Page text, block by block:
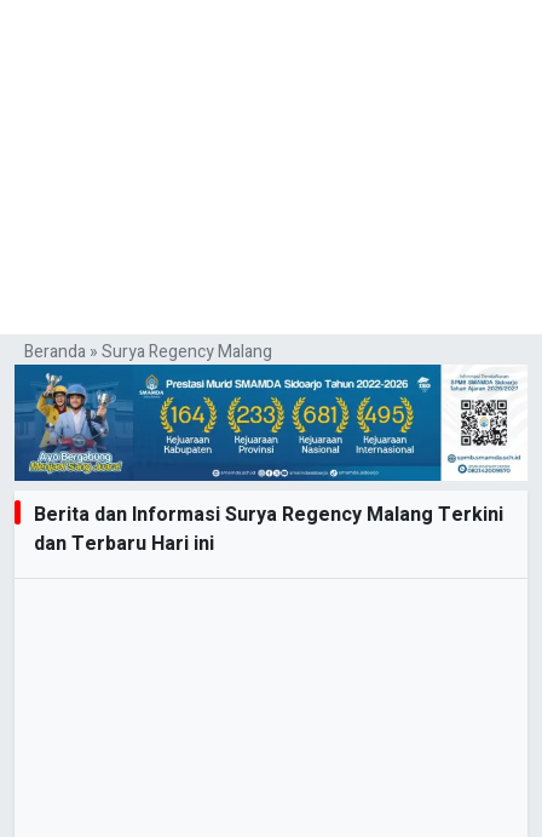
Beranda»Surya Regency Malang
Berita dan Informasi Surya Regency Malang Terkini
dan Terbaru Hari ini